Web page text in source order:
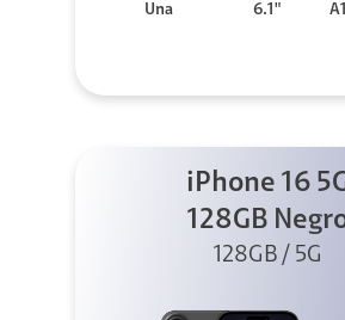
Una
6.1"
iPhone 16
128GB
128GB / 5G